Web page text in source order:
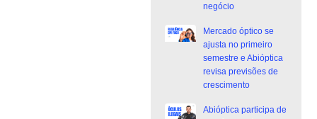
negócio
Mercado óptico se
ajusta no primeiro
semestre e Abióptica
revisa previsões de
crescimento
Abióptica participa de